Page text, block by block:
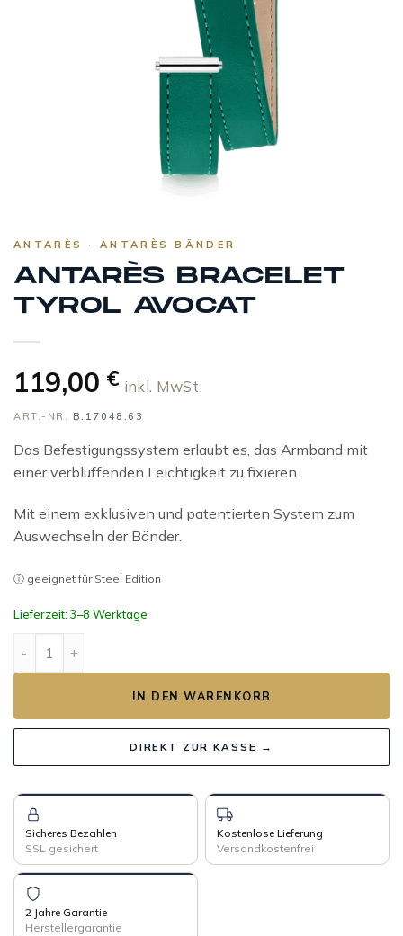
ANTARÈS · ANTARÈS BÄNDER
ANTARÈS BRACELET
TYROL AVOCAT
119,00 € inkl. MwSt
ART.-NR. B.17048.63
Das Befestigungssystem erlaubt es, das Armband mit
einer verblüffenden Leichtigkeit zu fixieren.
Mit einem exklusiven und patentierten System zum
Auswechseln der Bänder.
ⓘ geeignet für Steel Edition
Lieferzeit: 3–8 Werktage
IN DEN WARENKORB
DIREKT ZUR KASSE →
Sicheres Bezahlen
SSL gesichert
Kostenlose Lieferung
Versandkostenfrei
2 Jahre Garantie
Herstellergarantie